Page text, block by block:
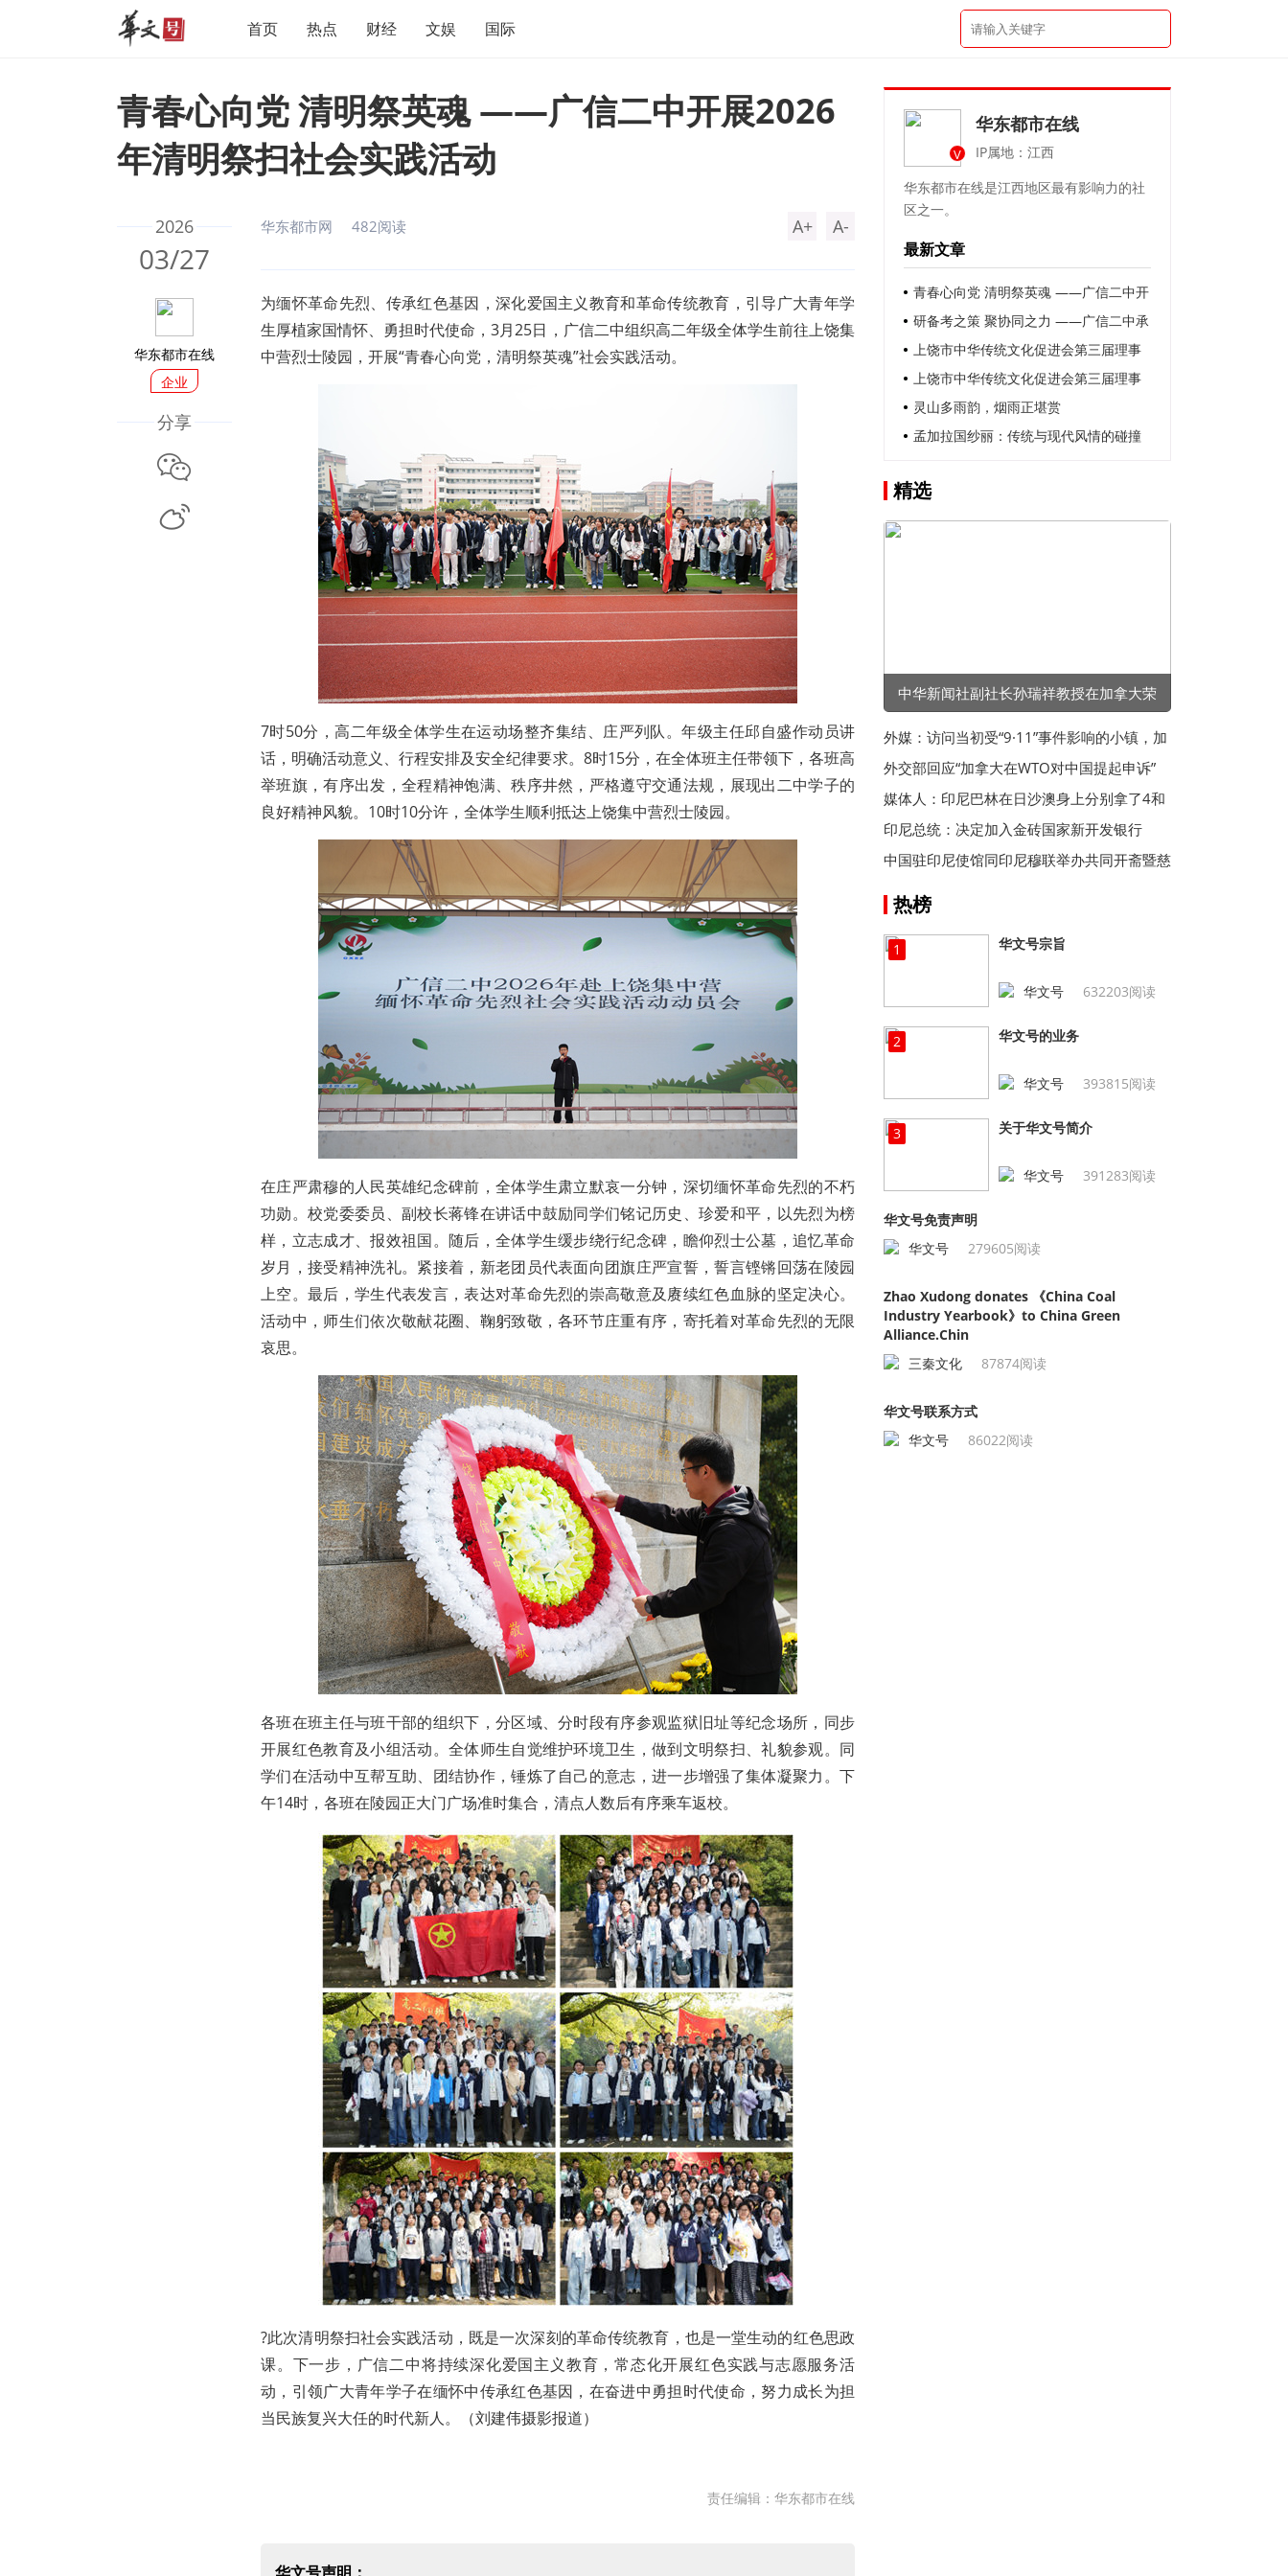
首页 热点 财经 文娱 国际
青春心向党 清明祭英魂 ——广信二中开展2026
年清明祭扫社会实践活动
2026
03/27
华东都市在线
企业
分享
华东都市网 482阅读 A+ A-
为缅怀革命先烈、传承红色基因，深化爱国主义教育和革命传统教育，引导广大青年学
生厚植家国情怀、勇担时代使命，3月25日，广信二中组织高二年级全体学生前往上饶集
中营烈士陵园，开展“青春心向党，清明祭英魂”社会实践活动。
7时50分，高二年级全体学生在运动场整齐集结、庄严列队。年级主任邱自盛作动员讲
话，明确活动意义、行程安排及安全纪律要求。8时15分，在全体班主任带领下，各班高
举班旗，有序出发，全程精神饱满、秩序井然，严格遵守交通法规，展现出二中学子的
良好精神风貌。10时10分许，全体学生顺利抵达上饶集中营烈士陵园。
在庄严肃穆的人民英雄纪念碑前，全体学生肃立默哀一分钟，深切缅怀革命先烈的不朽
功勋。校党委委员、副校长蒋锋在讲话中鼓励同学们铭记历史、珍爱和平，以先烈为榜
样，立志成才、报效祖国。随后，全体学生缓步绕行纪念碑，瞻仰烈士公墓，追忆革命
岁月，接受精神洗礼。紧接着，新老团员代表面向团旗庄严宣誓，誓言铿锵回荡在陵园
上空。最后，学生代表发言，表达对革命先烈的崇高敬意及赓续红色血脉的坚定决心。
活动中，师生们依次敬献花圈、鞠躬致敬，各环节庄重有序，寄托着对革命先烈的无限
哀思。
各班在班主任与班干部的组织下，分区域、分时段有序参观监狱旧址等纪念场所，同步
开展红色教育及小组活动。全体师生自觉维护环境卫生，做到文明祭扫、礼貌参观。同
学们在活动中互帮互助、团结协作，锤炼了自己的意志，进一步增强了集体凝聚力。下
午14时，各班在陵园正大门广场准时集合，清点人数后有序乘车返校。
?此次清明祭扫社会实践活动，既是一次深刻的革命传统教育，也是一堂生动的红色思政
课。下一步，广信二中将持续深化爱国主义教育，常态化开展红色实践与志愿服务活
动，引领广大青年学子在缅怀中传承红色基因，在奋进中勇担时代使命，努力成长为担
当民族复兴大任的时代新人。（刘建伟摄影报道）
责任编辑：华东都市在线
V
华东都市在线
IP属地：江西
华东都市在线是江西地区最有影响力的社
区之一。
最新文章
青春心向党 清明祭英魂 ——广信二中开
展2026年清明祭扫社会实践活动
研备考之策 聚协同之力 ——广信二中承
办广信区高中政史地学科联盟教研活动
上饶市中华传统文化促进会第三届理事
会第一次会员代表大会召开
上饶市中华传统文化促进会第三届理事
会第一次会员代表大会召开
灵山多雨韵，烟雨正堪赏
孟加拉国纱丽：传统与现代风情的碰撞
精选
中华新闻社副社长孙瑞祥教授在加拿大荣
获“卓越成就奖”
外媒：访问当初受“9·11”事件影响的小镇，加
拿大总理感叹加美失去友谊
外交部回应“加拿大在WTO对中国提起申诉”
媒体人：印尼巴林在日沙澳身上分别拿了4和
5分，后两场全赢怕不够
印尼总统：决定加入金砖国家新开发银行
中国驻印尼使馆同印尼穆联举办共同开斋暨慈
善捐助活动
热榜
1 华文号宗旨
华文号 632203阅读
2 华文号的业务
华文号 393815阅读
3 关于华文号简介
华文号 391283阅读
华文号免责声明
华文号
279605阅读
Zhao Xudong donates 《China Coal
Industry Yearbook》to China Green
Alliance.Chin
三秦文化
87874阅读
华文号联系方式
华文号
86022阅读